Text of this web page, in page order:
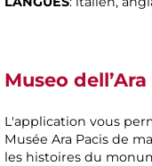
Museo
L'application vous
Musée Ara Pacis de
les histoires du